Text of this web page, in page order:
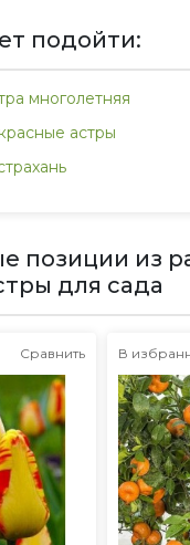
подойти:
многолетняя
астры
позиции из
для сада
Сравнить В